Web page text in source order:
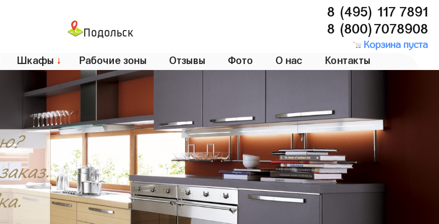
Подольск
8 (495) 117 7891
8 (800)7078908
Корзина пуста
Шкафы ↓ Рабочие зоны Отзывы Фото О нас Контакты